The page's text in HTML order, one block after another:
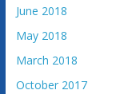
June 2018
May 2018
March 2018
October 2017